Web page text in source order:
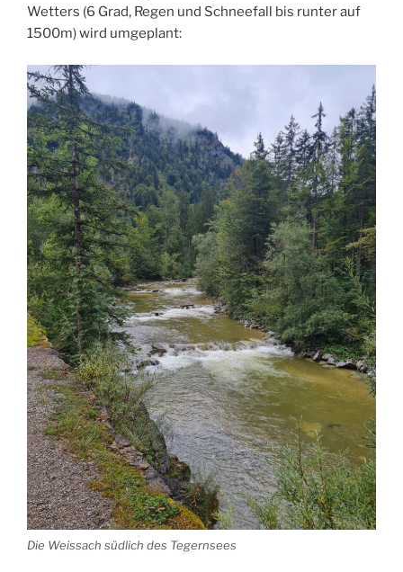
Wetters (6 Grad, Regen und Schneefall bis runter auf
1500m) wird umgeplant:
Die Weissach südlich des Tegernsees